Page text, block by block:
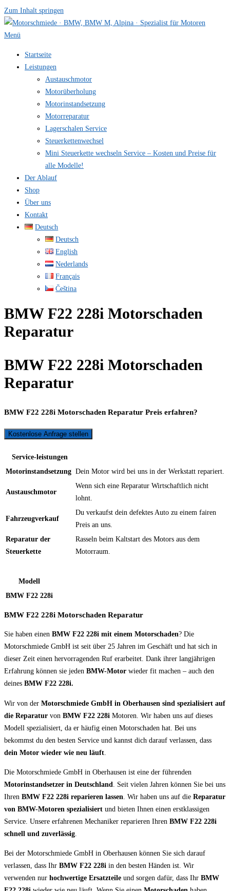
Zum Inhalt springen
Menü
Startseite
Leistungen
Austauschmotor
Motorüberholung
Motorinstandsetzung
Motorreparatur
Lagerschalen Service
Steuerkettenwechsel
Mini Steuer­kette wechseln Service – Kosten und Preise für
alle Modelle!
Der Ablauf
Shop
Über uns
Kontakt
Deutsch
Deutsch
English
Nederlands
Français
Čeština
BMW F22 228i Motorschaden
Reparatur
BMW F22 228i Motorschaden
Reparatur
BMW F22 228i Motorschaden Reparatur Preis erfahren?
Kostenlose Anfrage stellen
Service-leistungen
Motorinstandsetzung Dein Motor wird bei uns in der Werkstatt repariert.
Austauschmotor
Wenn sich eine Reparatur Wirtschaftlich nicht
lohnt.
Fahrzeugverkauf
Du verkaufst dein defektes Auto zu einem fairen
Preis an uns.
Reparatur der
Steuerkette
Rasseln beim Kaltstart des Motors aus dem
Motorraum.
Modell
BMW F22 228i
BMW F22 228i Motorschaden Reparatur
Sie haben einen BMW F22 228i mit einem Motorschaden? Die
Motorschmiede GmbH ist seit über 25 Jahren im Geschäft und hat sich in
dieser Zeit einen hervorragenden Ruf erarbeitet. Dank ihrer langjährigen
Erfahrung können sie jeden BMW-Motor wieder fit machen – auch den
deines BMW F22 228i.
Wir von der Motorschmiede GmbH in Oberhausen sind spezialisiert auf
die Reparatur von BMW F22 228i Motoren. Wir haben uns auf dieses
Modell spezialisiert, da er häufig einen Motorschaden hat. Bei uns
bekommst du den besten Service und kannst dich darauf verlassen, dass
dein Motor wieder wie neu läuft
Die Motorschmiede GmbH in Oberhausen ist eine der führenden
Motorinstandsetzer in Deutschland . Seit vielen Jahren können Sie bei uns
Ihren BMW F22 228i reparieren lassen . Wir haben uns auf die Reparatur
von BMW-Motoren spezialisiert und bieten Ihnen einen erstklassigen
Service. Unsere erfahrenen Mechaniker reparieren Ihren BMW F22 228i
schnell und zuverlässig
Bei der Motorschmiede GmbH in Oberhausen können Sie sich darauf
verlassen, dass Ihr BMW F22 228i in den besten Händen ist. Wir
verwenden nur hochwertige Ersatzteile und sorgen dafür, dass Ihr BMW